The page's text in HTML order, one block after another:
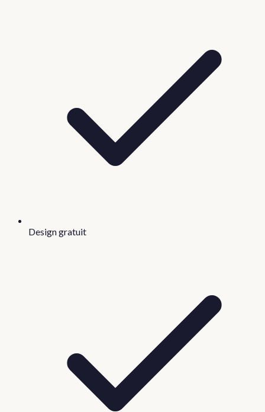
Design gratuit